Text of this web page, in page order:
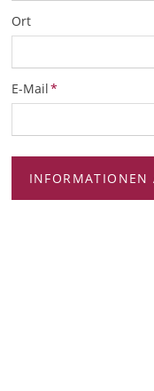
Ort
Pflichtfeld
E-Mail*
INFORMATIONEN